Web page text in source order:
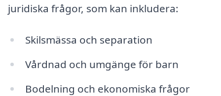
juridiska frågor, som kan inkludera:
Skilsmässa och separation
Vårdnad och umgänge för barn
Bodelning och ekonomiska frågor